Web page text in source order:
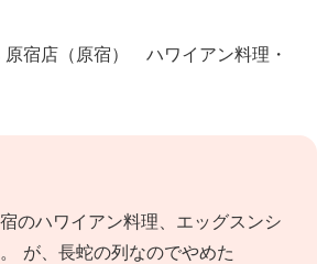
店（原宿） ハワイアン料理・
のハワイアン料理、エッグスンシ
が、長蛇の列なのでやめた